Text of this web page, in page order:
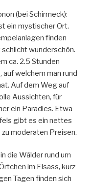
(bei Schirmeck):
ein mystischer Ort.
finden
wunderschön.
ca. 2.5 Stunden
welchem man rund
Auf dem Weg auf
Aussichten, für
ein Paradies. Etwa
gibt es ein nettes
moderaten Preisen.
die Wälder rund um
im Elsass, kurz
Tagen finden sich